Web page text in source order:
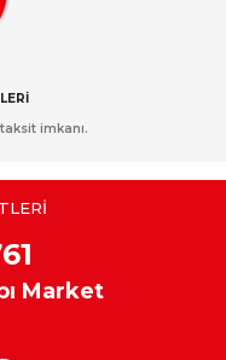
imkanı.
Market